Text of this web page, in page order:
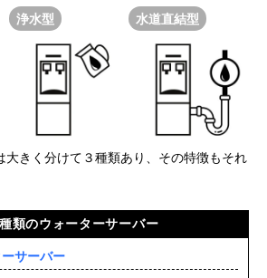
浄水型 水道直結型
大きく分けて３種類あり、その特徴もそれ
類のウォーターサーバー
サーバー